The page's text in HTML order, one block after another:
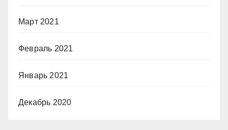
Март 2021
Февраль 2021
Январь 2021
Декабрь 2020